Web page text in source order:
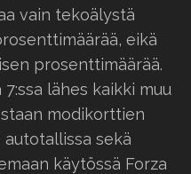
vain tekoälystä
eikä
prosenttimäärää.
lähes kaikki muu
modikorttien
autotallissa sekä
käytössä Forza